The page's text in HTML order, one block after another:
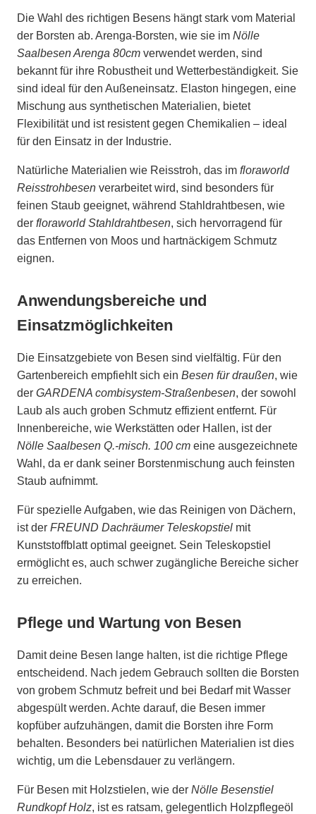
Die Wahl des richtigen Besens hängt stark vom Material
der Borsten ab. Arenga-Borsten, wie sie im Nölle
Saalbesen Arenga 80cm verwendet werden, sind
bekannt für ihre Robustheit und Wetterbeständigkeit. Sie
sind ideal für den Außeneinsatz. Elaston hingegen, eine
Mischung aus synthetischen Materialien, bietet
Flexibilität und ist resistent gegen Chemikalien – ideal
für den Einsatz in der Industrie.
Natürliche Materialien wie Reisstroh, das im floraworld
Reisstrohbesen verarbeitet wird, sind besonders für
feinen Staub geeignet, während Stahldrahtbesen, wie
der floraworld Stahldrahtbesen, sich hervorragend für
das Entfernen von Moos und hartnäckigem Schmutz
eignen.
Anwendungsbereiche und
Einsatzmöglichkeiten
Die Einsatzgebiete von Besen sind vielfältig. Für den
Gartenbereich empfiehlt sich ein Besen für draußen, wie
der GARDENA combisystem-Straßenbesen, der sowohl
Laub als auch groben Schmutz effizient entfernt. Für
Innenbereiche, wie Werkstätten oder Hallen, ist der
Nölle Saalbesen Q.-misch. 100 cm eine ausgezeichnete
Wahl, da er dank seiner Borstenmischung auch feinsten
Staub aufnimmt.
Für spezielle Aufgaben, wie das Reinigen von Dächern,
ist der FREUND Dachräumer Teleskopstiel mit
Kunststoffblatt optimal geeignet. Sein Teleskopstiel
ermöglicht es, auch schwer zugängliche Bereiche sicher
zu erreichen.
Pflege und Wartung von Besen
Damit deine Besen lange halten, ist die richtige Pflege
entscheidend. Nach jedem Gebrauch sollten die Borsten
von grobem Schmutz befreit und bei Bedarf mit Wasser
abgespült werden. Achte darauf, die Besen immer
kopfüber aufzuhängen, damit die Borsten ihre Form
behalten. Besonders bei natürlichen Materialien ist dies
wichtig, um die Lebensdauer zu verlängern.
Für Besen mit Holzstielen, wie der Nölle Besenstiel
Rundkopf Holz, ist es ratsam, gelegentlich Holzpflegeöl